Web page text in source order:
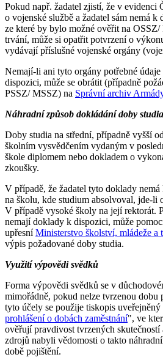
Pokud např. žadatel zjistí, že v evidenci
o vojenské službě a žadatel sám nemá
ze které by bylo možné ověřit na
trvání, může si opatřit potvrzení o
vydávají příslušné vojenské orgány
Nemají-li ani tyto orgány potřebné
dispozici, může se obrátit (případně
PSSZ/ MSSZ) na Správní archiv
Náhradní způsob dokládání doby studia
Doby studia na střední, případně vyšší
školním vysvědčením vydaným v
škole diplomem nebo dokladem o
zkoušky.
V případě, že žadatel tyto doklady
na školu, kde studium absolvoval, jde-li
V případě vysoké školy na její rektorát.
nemají doklady k dispozici, může
upřesníMinisterstvo školství, mládeže a
výpis požadované doby studia.
Využití výpovědi svědků
Forma výpovědi svědků se v
mimořádně, pokud nelze tvrzenou dobu
tyto účely se použije tiskopis
prohlášení o dobách zaměstnání", ve
ověřují pravdivost tvrzených
zdrojů nabyli vědomosti o takto
době pojištění.